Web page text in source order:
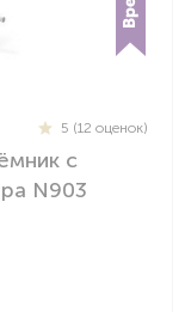
5 (12 оценок)
с
N903